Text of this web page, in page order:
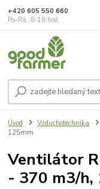
+420 605 550 660
Po-Pá, 8-18 hod
Úvod Vzduchotechnika
125mm
Ventilátor
- 370 m3/h,